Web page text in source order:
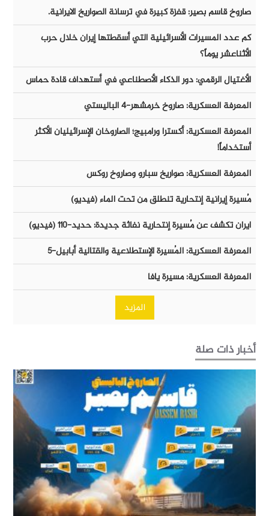
صاروخ قاسم بصير: قفزة كبيرة في ترسانة الصواريخ الايرانية.
كم عدد المسيرات الأسرائيلية التي أسقطتها إيران خلال حرب
الأثناعشر يوماً؟
الأغتيال الرقمي: دور الذكاء الأصطناعي في أستهداف قادة حماس
المعرفة العسكرية: صاروخ خرمشهر-٤ الباليستي
المعرفة العسكرية: أكسترا ورامبيج؛ الصاروخان الإسرائيليان الأكثر
أستخداماً!
المعرفة العسكرية: صواريخ سبارو وصاروخ روكس
مُسيرة إيرانية إنتحارية تنطلق من تحت الماء (فيديو)
ايران تكشف عن مُسيرة إنتحارية نفاثة جديدة: حديد-١١٠ (فيديو)
المعرفة العسكرية: المُسيرة الإستطلاعية والقتالية أبابيل-٥
المعرفة العسكرية: مسيرة يافا
المزيد
أخبار ذات صلة